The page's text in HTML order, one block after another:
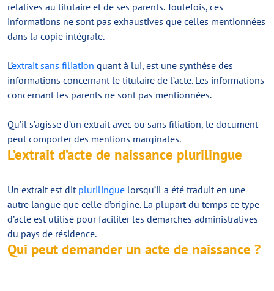
relatives au titulaire et de ses parents. Toutefois, ces
informations ne sont pas exhaustives que celles mentionnées
dans la copie intégrale.
L’extrait sans filiation quant à lui, est une synthèse des
informations concernant le titulaire de l’acte. Les informations
concernant les parents ne sont pas mentionnées.
Qu’il s’agisse d’un extrait avec ou sans filiation, le document
peut comporter des mentions marginales.
L’extrait d’acte de naissance plurilingue
Un extrait est dit plurilingue lorsqu’il a été traduit en une
autre langue que celle d’origine. La plupart du temps ce type
d’acte est utilisé pour faciliter les démarches administratives
du pays de résidence.
Qui peut demander un acte de naissance ?